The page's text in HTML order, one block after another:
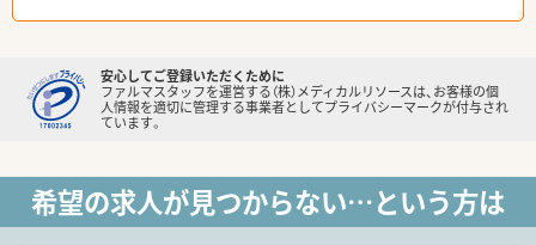
安心してご登録いただくために
ファルマスタッフを運営する（株）メディカルリソースは、お客様の個
人情報を適切に管理する事業者としてプライバシーマークが付与され
ています。
希望の求人が見つからない…という方は